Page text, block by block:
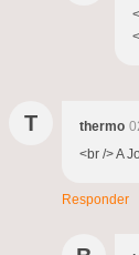
T thermo
<br /> A
Responder